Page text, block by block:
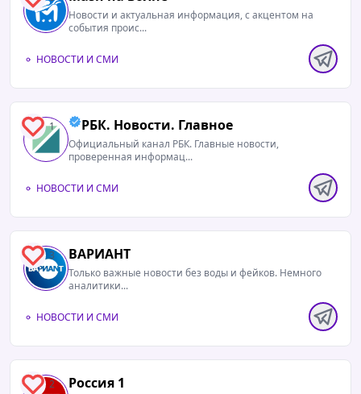
Новости и актуальная информация, с акцентом на
события проис...
НОВОСТИ И СМИ
1 РБК. Новости. Главное
Официальный канал РБК. Главные новости,
проверенная информац...
НОВОСТИ И СМИ
3 ВАРИАНТ
Только важные новости без воды и фейков. Немного
аналитики...
НОВОСТИ И СМИ
2 Россия 1